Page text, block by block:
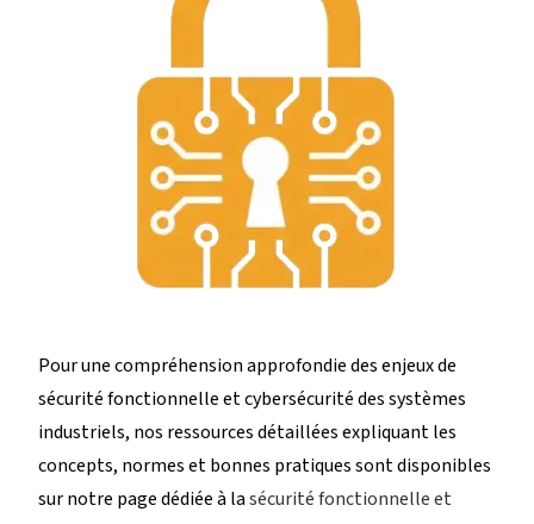
Pour une compréhension approfondie des enjeux de
sécurité fonctionnelle et cybersécurité des systèmes
industriels, nos ressources détaillées expliquant les
concepts, normes et bonnes pratiques sont disponibles
sur notre page dédiée à lasécurité fonctionnelle et